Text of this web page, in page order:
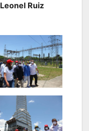
Leonel Ruiz